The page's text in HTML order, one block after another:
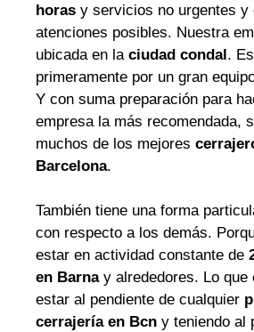
horas y servicios no urgentes y
atenciones posibles. Nuestra
ubicada en laciudad condal.
primeramente por un gran
Y con suma preparación para
empresa la más recomendada,
muchos de los mejores
Barcelona.
También tiene una forma
con respecto a los demás.
estar en actividad constante de
en Barnay alrededores. Lo que
estar al pendiente de cualquier
cerrajería en Bcn y teniendo al